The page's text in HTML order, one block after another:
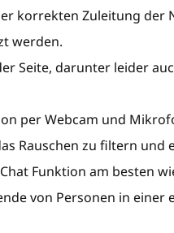
korrekten Zuleitung der
werden.
Seite, darunter leider
per Webcam und
Rauschen zu filtern
Funktion am besten
von Personen in